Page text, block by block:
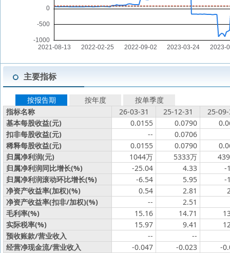
主要指标
按报告期 按年度
按单季度
指标名称
26-03-31 25-12-31
25-
基本每股收益(元)
0.0155 0.0790
扣非每股收益(元)
--
0.0706
稀释每股收益(元)
0.0155 0.0790
归属净利润(元)
1044万 5333万
归属净利润同比增长(%)
-25.04 4.33
-
归属净利润滚动环比增长(%)
-6.54 5.95
-
净资产收益率(加权)(%)
0.54 2.81
净资产收益率(扣非/加权)(%)
--
2.51
毛利率(%)
15.16 14.71
实际税率(%)
15.97 9.41
预收账款/营业收入
--
--
经营净现金流/营业收入
-0.047 -0.023
-